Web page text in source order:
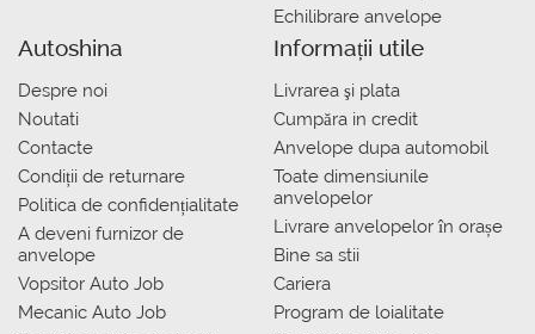
Echilibrare anvelope
Autoshina
Despre noi
Noutati
Contacte
Condiții de returnare
Politica de confidențialitate
A deveni furnizor de
anvelope
Vopsitor Auto Job
Mecanic Auto Job
Informații utile
Livrarea şi plata
Сumpăra in credit
Anvelope dupa automobil
Toate dimensiunile
anvelopelor
Livrare anvelopelor în orașe
Bine sa stii
Cariera
Program de loialitate